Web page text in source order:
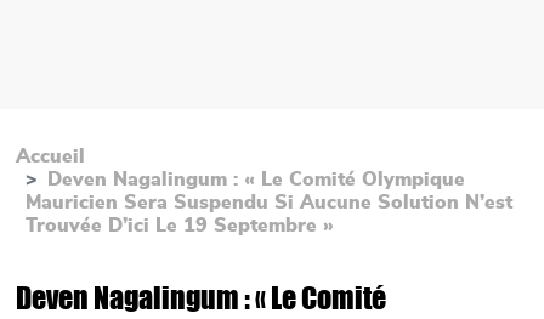
Accueil
Deven Nagalingum : « Le Comité Olympique
Mauricien Sera Suspendu Si Aucune Solution N’est
Trouvée D’ici Le 19 Septembre »
Deven Nagalingum : « Le Comité